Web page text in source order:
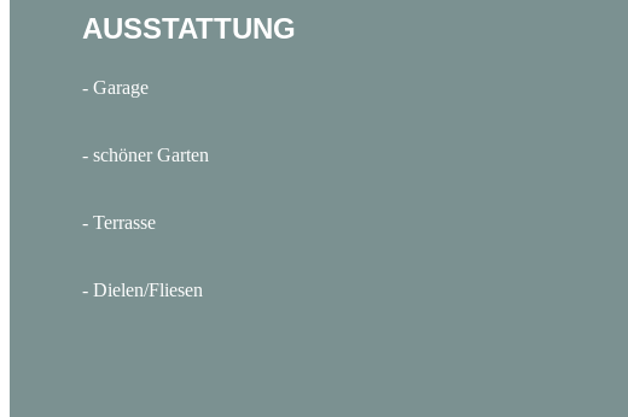
AUSSTATTUNG
- Garage
- schöner Garten
- Terrasse
- Dielen/Fliesen